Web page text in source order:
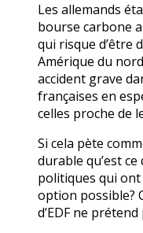
Les allemands
bourse carbone
qui risque d’être
Amérique du
accident grave
françaises en
celles proche de
Si cela pète
durable qu’est
politiques qui ont
option possible?
d’EDF ne